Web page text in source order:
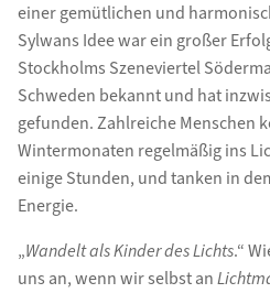
einer gemütlichen und
Sylwans Idee war ein großer
Stockholms Szeneviertel
Schweden bekannt und hat
gefunden. Zahlreiche Menschen
Wintermonaten regelmäßig ins
einige Stunden, und tanken in
Energie.
„Wandelt als Kinder des Lichts.“
uns an, wenn wir selbst an